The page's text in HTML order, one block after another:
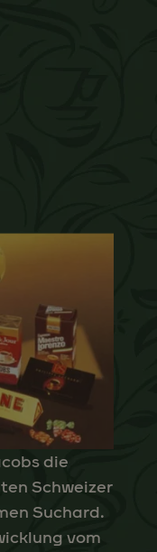
die
Schweizer
Suchard.
vom